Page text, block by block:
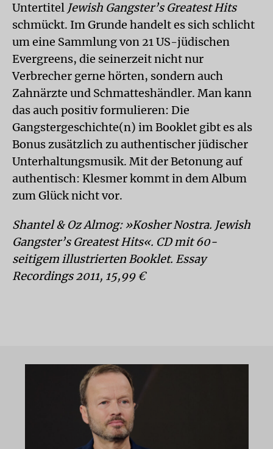
Untertitel Jewish Gangster’s Greatest Hits
schmückt. Im Grunde handelt es sich schlicht
um eine Sammlung von 21 US-jüdischen
Evergreens, die seinerzeit nicht nur
Verbrecher gerne hörten, sondern auch
Zahnärzte und Schmatteshändler. Man kann
das auch positiv formulieren: Die
Gangstergeschichte(n) im Booklet gibt es als
Bonus zusätzlich zu authentischer jüdischer
Unterhaltungsmusik. Mit der Betonung auf
authentisch: Klesmer kommt in dem Album
zum Glück nicht vor.
Shantel & Oz Almog: »Kosher Nostra. Jewish
Gangster’s Greatest Hits«. CD mit 60-
seitigem illustrierten Booklet. Essay
Recordings 2011, 15,99 €